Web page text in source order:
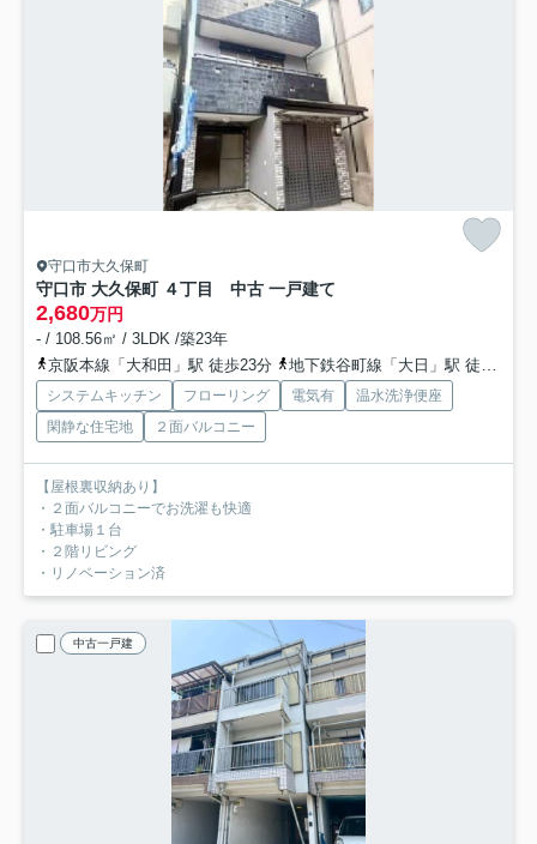
守口市大久保町
守口市 大久保町 ４丁目 中古 一戸建て
2,680万円
- / 108.56㎡ / 3LDK /築23年
京阪本線「大和田」駅 徒歩23分
地下鉄谷町線「大日」駅 徒歩27分
システムキッチン フローリング 電気有
温水洗浄便座
閑静な住宅地
２面バルコニー
【屋根裏収納あり】
・２面バルコニーでお洗濯も快適
・駐車場１台
・２階リビング
・リノベーション済
中古一戸建